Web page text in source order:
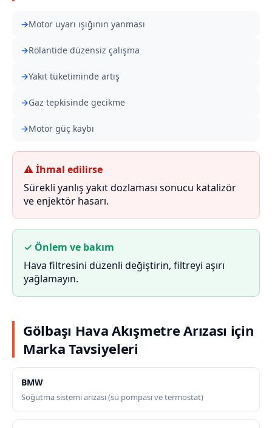
Motor uyarı ışığının yanması
Rölantide düzensiz çalışma
Yakıt tüketiminde artış
Gaz tepkisinde gecikme
Motor güç kaybı
⚠ İhmal edilirse
Sürekli yanlış yakıt dozlaması sonucu katalizör
ve enjektör hasarı.
✓ Önlem ve bakım
Hava filtresini düzenli değiştirin, filtreyi aşırı
yağlamayın.
Gölbaşı Hava Akışmetre Arızası için
Marka Tavsiyeleri
BMW
Soğutma sistemi arızası (su pompası ve termostat)